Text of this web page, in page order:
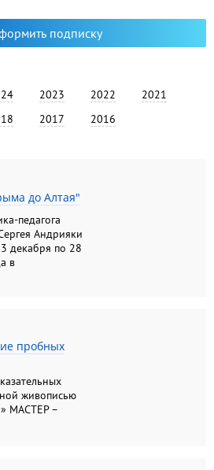
2023 2022
2021
2017 2016
до Алтая"
педагога
Андрияки
декабря по 28
в
(г.
пробных
живописью
МАСТЕР –
ЗАНЯТИЕ!